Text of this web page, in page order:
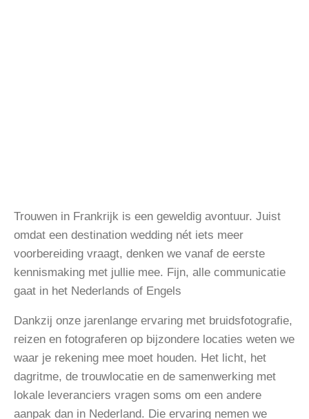
Trouwen in Frankrijk is een geweldig avontuur. Juist
omdat een destination wedding nét iets meer
voorbereiding vraagt, denken we vanaf de eerste
kennismaking met jullie mee. Fijn, alle communicatie
gaat in het Nederlands of Engels
Dankzij onze jarenlange ervaring met bruidsfotografie,
reizen en fotograferen op bijzondere locaties weten we
waar je rekening mee moet houden. Het licht, het
dagritme, de trouwlocatie en de samenwerking met
lokale leveranciers vragen soms om een andere
aanpak dan in Nederland. Die ervaring nemen we